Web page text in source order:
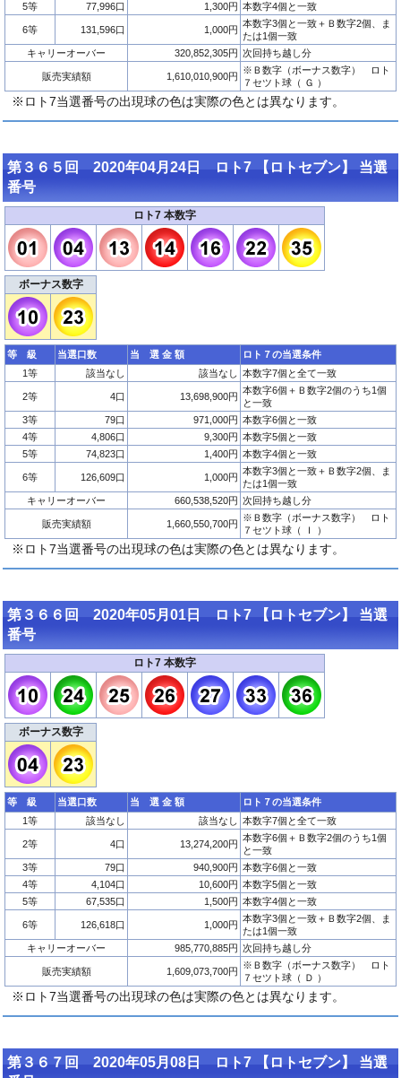
5等
77,996口 1,300円 本数字4個と一致
6等 131,596口 1,000円
本数字3個と一致＋Ｂ数字2個、ま
たは1個一致
キャリーオーバー
320,852,305円 次回持ち越し分
販売実績額 1,610,010,900円
※Ｂ数字（ボーナス数字） ロト
７セツト球（ Ｇ ）
※ロト7当選番号の出現球の色は実際の色とは異なります。
第３６５回 2020年04月24日 ロト7 【ロトセブン】 当選
番号
ロト7 本数字
ボーナス数字
等 級 当選口数 当 選 金 額
ロト７の当選条件
1等
該当なし 該当なし 本数字7個と全て一致
2等 4口 13,698,900円
本数字6個＋Ｂ数字2個のうち1個
と一致
3等
79口 971,000円 本数字6個と一致
4等
4,806口 9,300円 本数字5個と一致
5等
74,823口 1,400円 本数字4個と一致
6等 126,609口 1,000円
本数字3個と一致＋Ｂ数字2個、ま
たは1個一致
キャリーオーバー
660,538,520円 次回持ち越し分
販売実績額 1,660,550,700円
※Ｂ数字（ボーナス数字） ロト
７セツト球（ Ｉ ）
※ロト7当選番号の出現球の色は実際の色とは異なります。
第３６６回 2020年05月01日 ロト7 【ロトセブン】 当選
番号
ロト7 本数字
ボーナス数字
等 級 当選口数 当 選 金 額
ロト７の当選条件
1等
該当なし 該当なし 本数字7個と全て一致
2等 4口 13,274,200円
本数字6個＋Ｂ数字2個のうち1個
と一致
3等
79口 940,900円 本数字6個と一致
4等
4,104口 10,600円 本数字5個と一致
5等
67,535口 1,500円 本数字4個と一致
6等 126,618口 1,000円
本数字3個と一致＋Ｂ数字2個、ま
たは1個一致
キャリーオーバー
985,770,885円 次回持ち越し分
販売実績額 1,609,073,700円
※Ｂ数字（ボーナス数字） ロト
７セツト球（ Ｄ ）
※ロト7当選番号の出現球の色は実際の色とは異なります。
第３６７回 2020年05月08日 ロト7 【ロトセブン】 当選